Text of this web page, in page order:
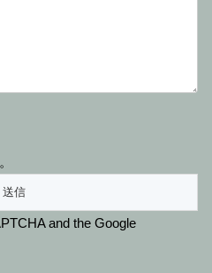
and the Google